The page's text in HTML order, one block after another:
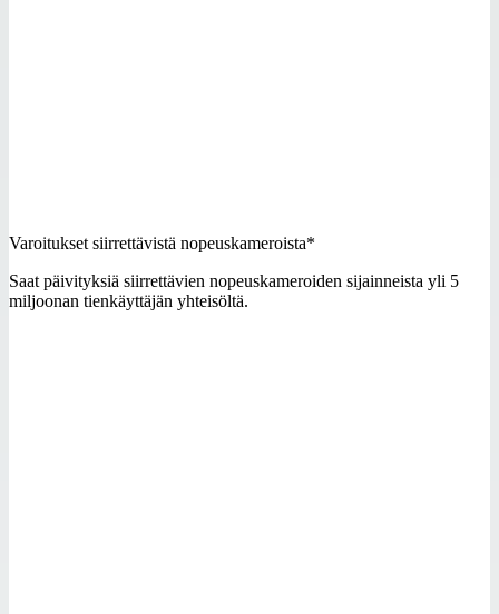
Varoitukset siirrettävistä nopeuskameroista*
Saat päivityksiä siirrettävien nopeuskameroiden sijainneista yli 5
miljoonan tienkäyttäjän yhteisöltä.